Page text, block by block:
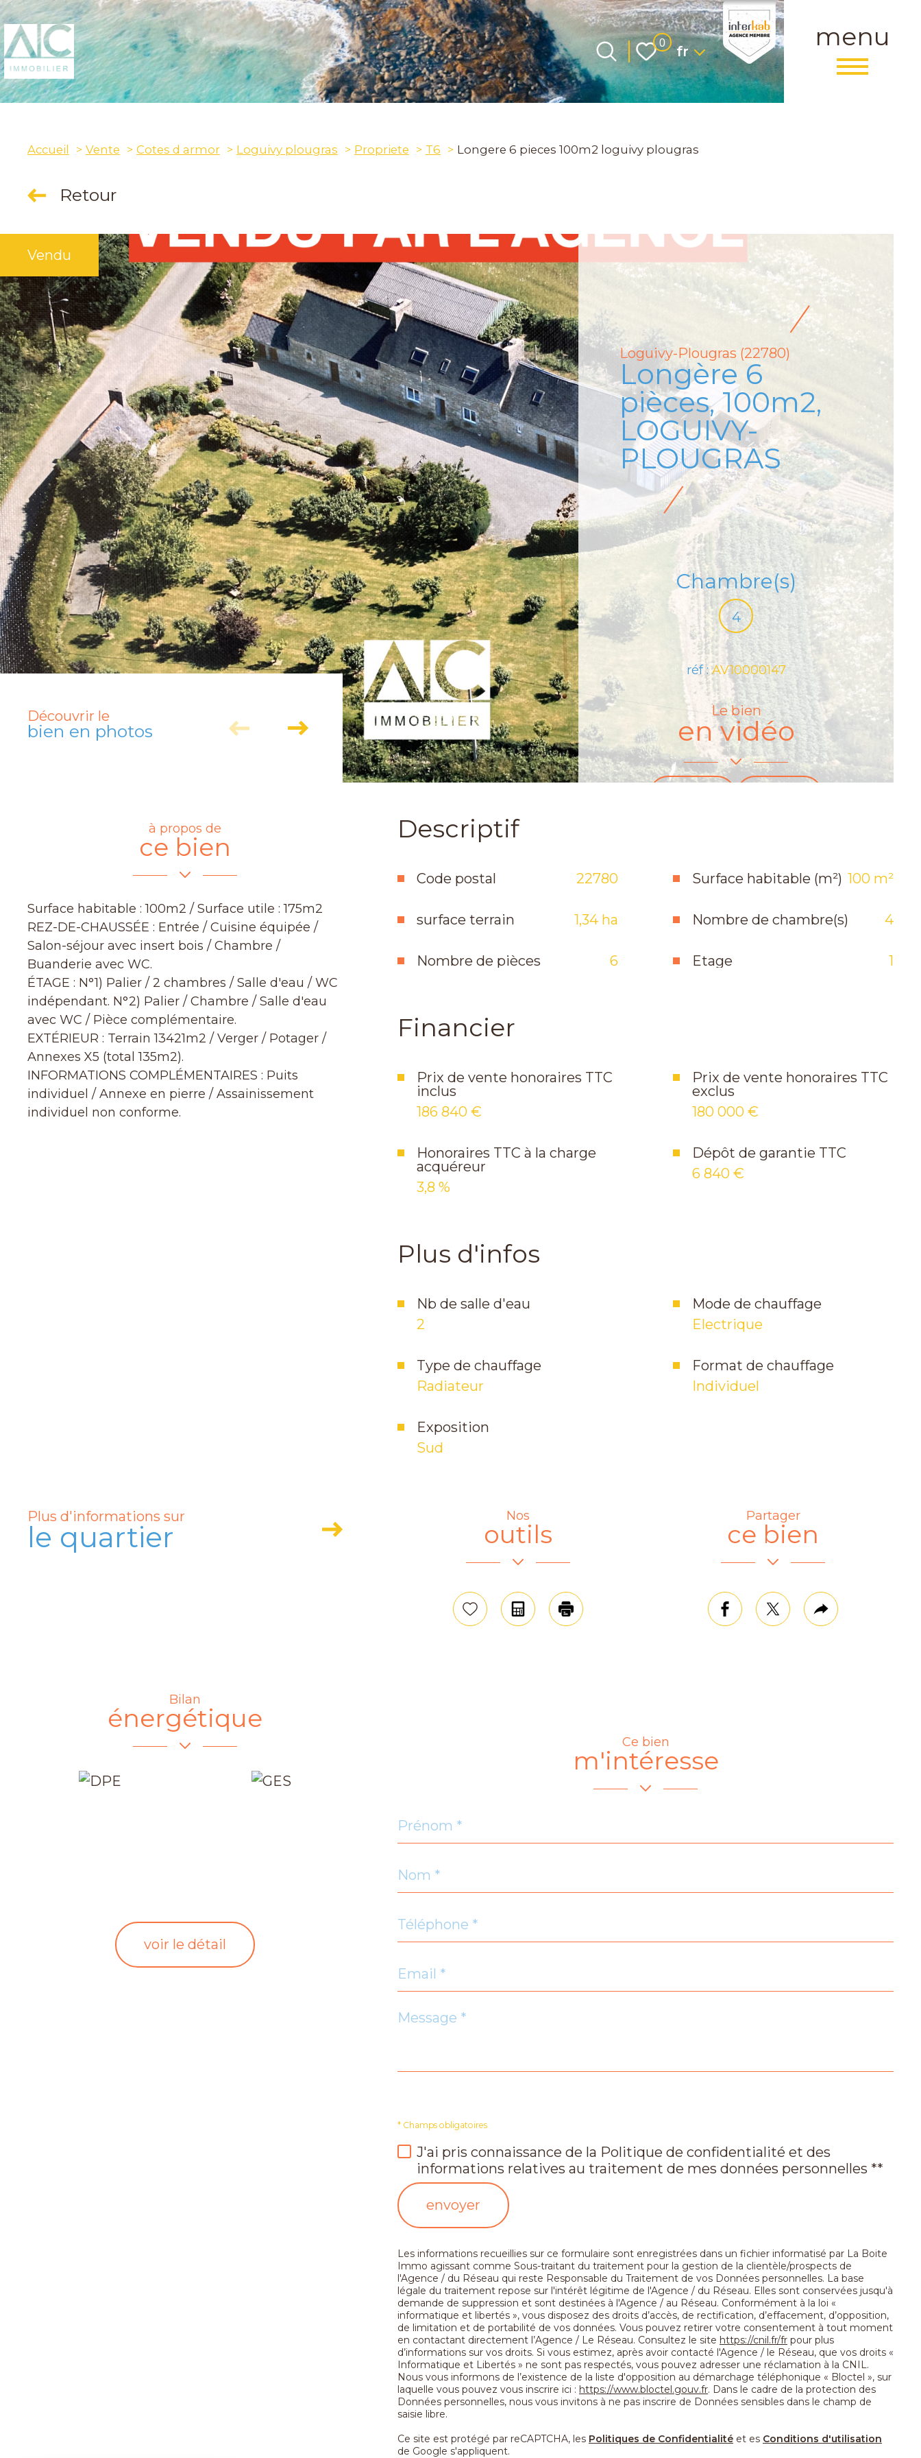
menu
0 Langue
fr
Accueil Vente Cotes d armor Loguivy plougras Propriete T6 Longere 6 pieces 100m2 loguivy plougras
Retour
Vendu
Découvrir le
bien en photos
Loguivy-Plougras (22780)
Longère 6
pièces, 100m2,
LOGUIVY-
PLOUGRAS
Chambre(s)
4
réf :AV10000147
Le bien
en vidéo
à propos de
ce bien
Surface habitable : 100m2 / Surface utile : 175m2
REZ-DE-CHAUSSÉE : Entrée / Cuisine équipée /
Salon-séjour avec insert bois / Chambre /
Buanderie avec WC.
ÉTAGE : N°1) Palier / 2 chambres / Salle d'eau / WC
indépendant. N°2) Palier / Chambre / Salle d'eau
avec WC / Pièce complémentaire.
EXTÉRIEUR : Terrain 13421m2 / Verger / Potager /
Annexes X5 (total 135m2).
INFORMATIONS COMPLÉMENTAIRES : Puits
individuel / Annexe en pierre / Assainissement
individuel non conforme.
Descriptif
Code postal 22780 Surface habitable (m²) 100 m²
surface terrain 1,34 ha Nombre de chambre(s) 4
Nombre de pièces 6 Etage 1
Financier
Prix de vente honoraires TTC
inclus
186 840 €
Prix de vente honoraires TTC
exclus
180 000 €
Honoraires TTC à la charge
acquéreur
3,8 %
Dépôt de garantie TTC
6 840 €
Plus d'infos
Nb de salle d'eau
2
Mode de chauffage
Electrique
Type de chauffage
Radiateur
Format de chauffage
Individuel
Exposition
Sud
Plus d'informations sur
le quartier
Leaflet|© OpenStreetMap
Ecoles
École
Nos
outils
Sélectionner
CalculatriceImprimer
Partager
ce bien
facebooktwitterPlus
de
Bilan
énergétique
voir le détail
Ce bien
m'intéresse
Prénom
Nom
Téléphone
Email
Message
* Champs obligatoires
J'ai pris connaissance de la Politique de confidentialité et des
informations relatives au traitement de mes données personnelles **
envoyer
Les informations recueillies sur ce formulaire sont enregistrées dans un fichier informatisé par La Boite
Immo agissant comme Sous-traitant du traitement pour la gestion de la clientèle/prospects de
l'Agence / du Réseau qui reste Responsable du Traitement de vos Données personnelles. La base
légale du traitement repose sur l'intérêt légitime de l'Agence / du Réseau. Elles sont conservées jusqu'à
demande de suppression et sont destinées à l'Agence / au Réseau. Conformément à la loi «
informatique et libertés », vous disposez des droits d’accès, de rectification, d’effacement, d’opposition,
de limitation et de portabilité de vos données. Vous pouvez retirer votre consentement à tout moment
en contactant directement l’Agence / Le Réseau. Consultez le site https://cnil.fr/fr pour plus
d’informations sur vos droits. Si vous estimez, après avoir contacté l'Agence / le Réseau, que vos droits «
Informatique et Libertés » ne sont pas respectés, vous pouvez adresser une réclamation à la CNIL.
Nous vous informons de l’existence de la liste d'opposition au démarchage téléphonique « Bloctel », sur
laquelle vous pouvez vous inscrire ici : https://www.bloctel.gouv.fr. Dans le cadre de la protection des
Données personnelles, nous vous invitons à ne pas inscrire de Données sensibles dans le champ de
saisie libre.
Ce site est protégé par reCAPTCHA, les Politiques de Confidentialité et es Conditions d'utilisation
de Google s'appliquent.